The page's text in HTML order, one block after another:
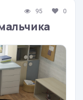
95 0